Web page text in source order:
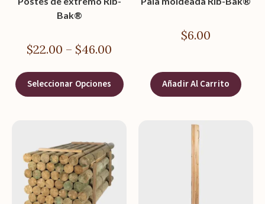
Bak®
$22.00 – $46.00
Seleccionar Opciones
$6.00
Añadir Al Carrito